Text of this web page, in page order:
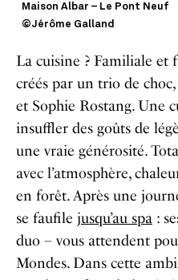
Maison Albar – Le Pont Neuf
©Jérôme Galland
La cuisine ? Familiale et
créés par un trio de
et Sophie Rostang. Une
insuffler des goûts de
une vraie générosité.
avec l’atmosphère,
en forêt. Après une
se faufile jusqu’au spa :
duo – vous attendent
Mondes. Dans cette